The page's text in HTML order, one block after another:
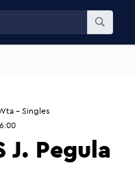
- Singles
J. Pegula